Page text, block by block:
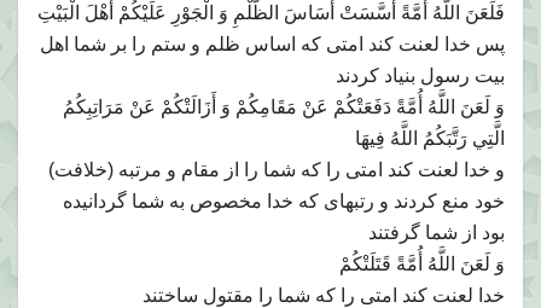
فَلَعَنَ اللَّهُ أُمَّةً أَسَّسَتْ أَسَاسَ الظُّلْمِ وَ الْجَوْرِ عَلَيْكُمْ أَهْلَ الْبَيْتِ‏
پس خدا لعنت كند امتى كه اساس ظلم و ستم را بر شما اهل
بيت رسول بنياد كردند
وَ لَعَنَ اللَّهُ أُمَّةً دَفَعَتْكُمْ عَنْ مَقَامِكُمْ وَ أَزَالَتْكُمْ عَنْ مَرَاتِبِكُمُ
الَّتِي رَتَّبَكُمُ اللَّهُ فِيهَا
و خدا لعنت كند امتى را كه شما را از مقام و مرتبه (خلافت)
خود منع كردند و رتبه‏اى كه خدا مخصوص به شما گردانيده
بود از شما گرفتند
وَ لَعَنَ اللَّهُ أُمَّةً قَتَلَتْكُمْ
خدا لعنت كند امتى را كه شما را مقتول ساختند